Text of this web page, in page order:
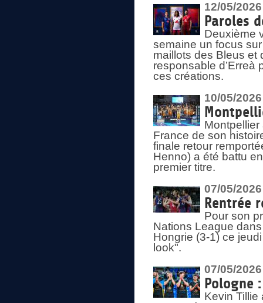
12/05/2026
Paroles
Deuxième
semaine un focus
maillots des Bleus et
responsable d’Erreà
ces créations.
10/05/2026
France de son
finale retour
Henno) a été battu
premier titre.
07/05/2026
Rentrée
Pour son
Nations League
Hongrie (3-1) ce
look".
07/05/2026
Pologne
Kevin Tillie